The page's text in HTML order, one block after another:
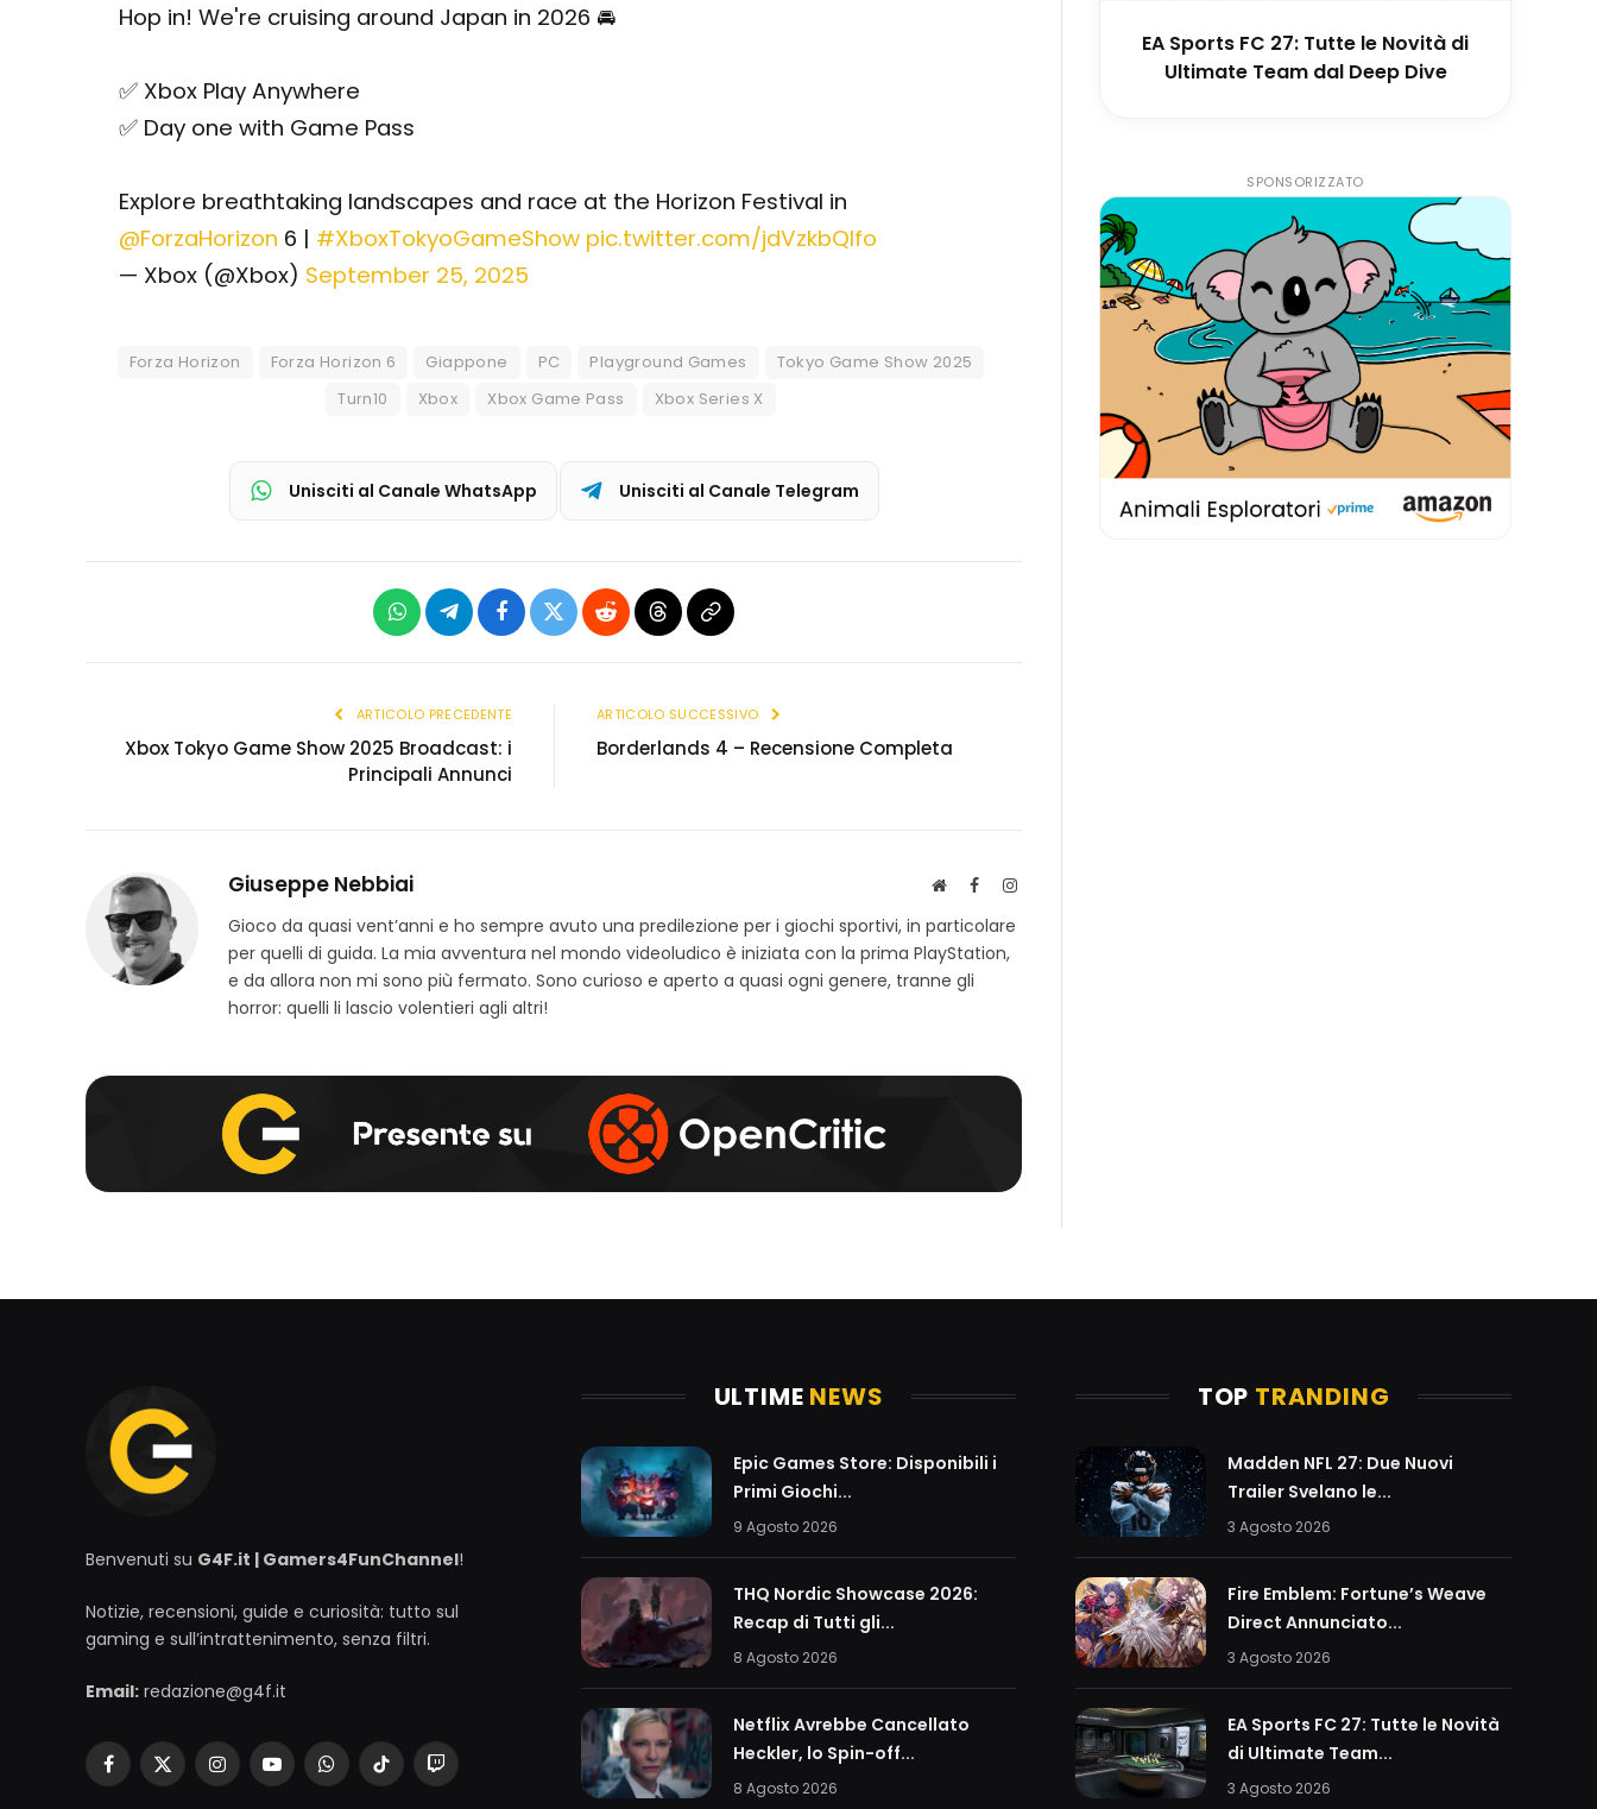
Hop in! We're cruising around Japan in 2026 🚘​
✅ Xbox Play Anywhere ​
✅ Day one with Game Pass ​
Explore breathtaking landscapes and race at the Horizon Festival in
@ForzaHorizon 6 | #XboxTokyoGameShow pic.twitter.com/jdVzkbQIfo
— Xbox (@Xbox) September 25, 2025
Forza Horizon Forza Horizon 6 Giappone PC Playground Games
Tokyo Game Show 2025
Turn10
Xbox Xbox Game Pass Xbox Series X
Unisciti al Canale WhatsApp Unisciti al Canale Telegram
WhatsAppTelegramFacebook
X
RedditThreadsCopia
ARTICOLO PRECEDENTE
Xbox Tokyo Game Show 2025 Broadcast: i
Principali Annunci
ARTICOLO SUCCESSIVO
Borderlands 4 – Recensione Completa
Giuseppe Nebbiai
S
t
o
w
F
c
e
I
Gioco da quasi vent’anni e ho sempre avuto una predilezione per i giochi sportivi, in particolare
per quelli di guida. La mia avventura nel mondo videoludico è iniziata con la prima PlayStation,
e da allora non mi sono più fermato. Sono curioso e aperto a quasi ogni genere, tranne gli
horror: quelli li lascio volentieri agli altri!
EA Sports FC 27: Tutte le Novità di
Ultimate Team dal Deep Dive
SPONSORIZZATO
Benvenuti su G4F.it | Gamers4FunChannel!
Notizie, recensioni, guide e curiosità: tutto sul
gaming e sull’intrattenimento, senza filtri.
Email: redazione@g4f.it
Facebook
X
InstagramYouTubeWhatsAppTikTokTwitch
ULTIME NEWS
Epic Games Store: Disponibili i
Primi Giochi...
9 Agosto 2026
THQ Nordic Showcase 2026:
Recap di Tutti gli...
8 Agosto 2026
Netflix Avrebbe Cancellato
Heckler, lo Spin-off...
8 Agosto 2026
TOP TRANDING
Madden NFL 27: Due Nuovi
Trailer Svelano le...
3 Agosto 2026
Fire Emblem: Fortune’s Weave
Direct Annunciato...
3 Agosto 2026
EA Sports FC 27: Tutte le Novità
di Ultimate Team...
3 Agosto 2026